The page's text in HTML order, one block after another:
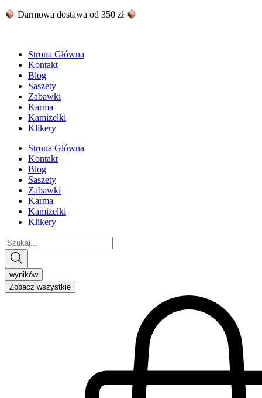
SkipDarmowa dostawa od 350 zł
Strona Główna
Kontakt
Blog
Saszety
Zabawki
Karma
Kamizelki
Klikery
Strona Główna
Kontakt
Blog
Saszety
Zabawki
Karma
Kamizelki
Klikery
Search
...
wyników
Zobacz wszystkie